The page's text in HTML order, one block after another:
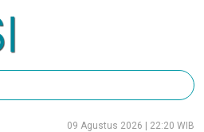
09 Agustus 2026 | 22:20 WIB